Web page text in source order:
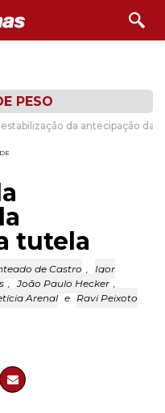
PESO
da antecipação da
tutela
de Castro , Igor
, João Paulo Hecker ,
Arenal e Ravi Peixoto